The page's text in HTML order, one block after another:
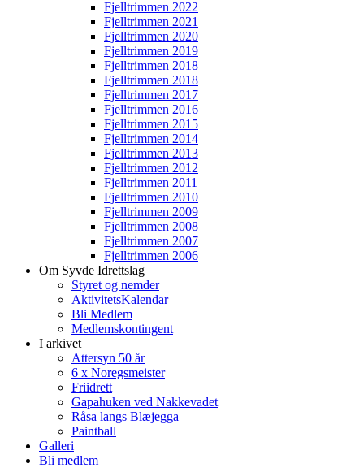
Fjelltrimmen 2022
Fjelltrimmen 2021
Fjelltrimmen 2020
Fjelltrimmen 2019
Fjelltrimmen 2018
Fjelltrimmen 2018
Fjelltrimmen 2017
Fjelltrimmen 2016
Fjelltrimmen 2015
Fjelltrimmen 2014
Fjelltrimmen 2013
Fjelltrimmen 2012
Fjelltrimmen 2011
Fjelltrimmen 2010
Fjelltrimmen 2009
Fjelltrimmen 2008
Fjelltrimmen 2007
Fjelltrimmen 2006
Om Syvde Idrettslag
Styret og nemder
AktivitetsKalendar
Bli Medlem
Medlemskontingent
I arkivet
Attersyn 50 år
6 x Noregsmeister
Friidrett
Gapahuken ved Nakkevadet
Råsa langs Blæjegga
Paintball
Galleri
Bli medlem